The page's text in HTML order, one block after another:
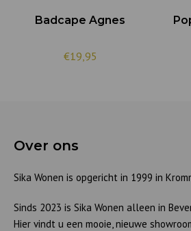
Badcape Agnes
€19,95
Over ons
Sika Wonen is opgericht in 1999 in
Sinds 2023 is Sika Wonen alleen in
Hier vindt u een mooie, nieuwe